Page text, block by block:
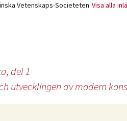
Vetenskaps-Societeten Visa alla
del 1
utvecklingen av modern